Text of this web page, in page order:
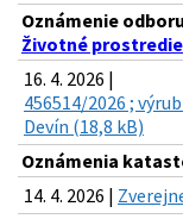
Oznámenie
Životné prostredie
16. 4. 2026 |
456514/2026 ;
Devín (18,8 kB)
Oznámenia
14. 4. 2026 |